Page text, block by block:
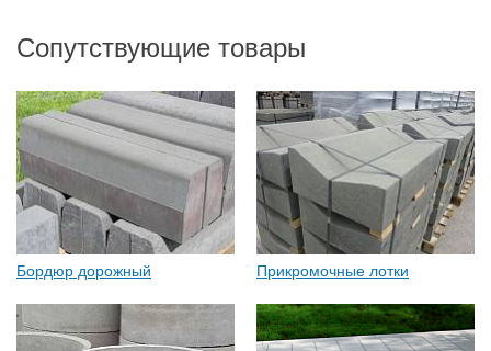
Сопутствующие товары
Бордюр дорожный Прикромочные лотки